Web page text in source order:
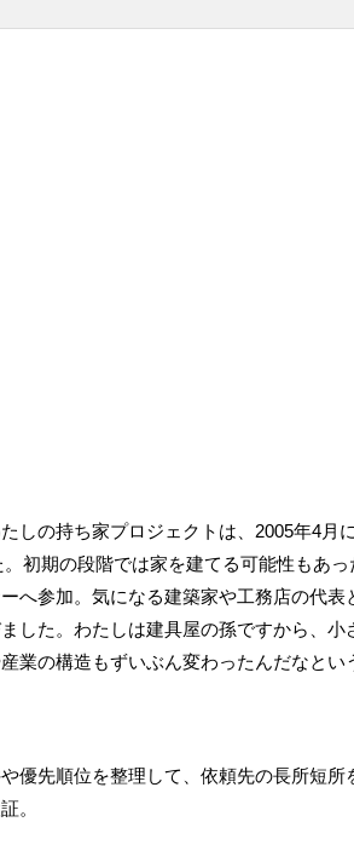
の持ち家プロジェクトは、2005年4月に
初期の段階では家を建てる可能性もあっ
へ参加。気になる建築家や工務店の代表
した。わたしは建具屋の孫ですから、小
業の構造もずいぶん変わったんだなとい
優先順位を整理して、依頼先の長所短所
。